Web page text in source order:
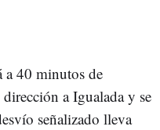
40 minutos de
dirección a Igualada y se
señalizado lleva